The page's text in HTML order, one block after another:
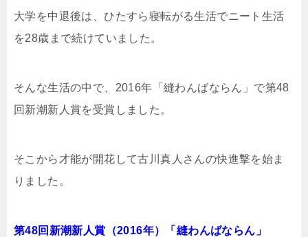
大学を中退後は、ひたすら寝転がる生活でニート生活
を28歳まで続けていました。
そんな生活の中で、2016年 「縫わんばならん」で第48
回新潮新人賞を受賞しました。
そこから才能が開花して古川真人さんの快進撃を始ま
りました。
第48回新潮新人賞（2016年）「縫わんばならん」